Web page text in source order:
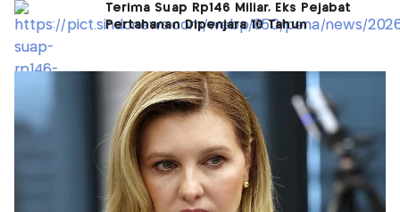
Terima Suap Rp146 Miliar, Eks Pejabat
Pertahanan Dipenjara 10 Tahun